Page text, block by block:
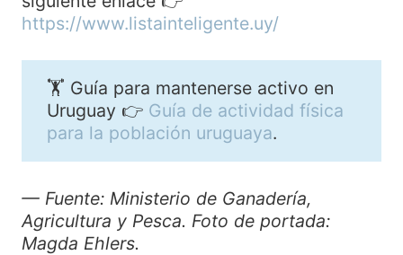
https://www.listainteligente.uy/
🏋️ Guía para mantenerse activo en
Uruguay 👉 Guía de actividad física
para la población uruguaya.
— Fuente: Ministerio de Ganadería,
Agricultura y Pesca. Foto de portada:
Magda Ehlers.